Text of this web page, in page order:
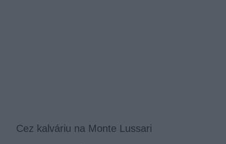
Cez kalváriu na Monte Lussari